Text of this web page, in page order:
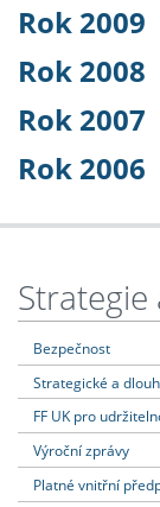
Rok 2009
Rok 2008
Rok 2007
Rok 2006
Bezpečnost
Strategické a
FF UK pro
Výroční zprávy
Platné vnitřní